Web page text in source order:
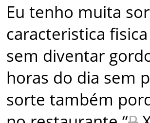
Eu tenho muita
caracteristica fisica
sem diventar
horas do dia sem
sorte também